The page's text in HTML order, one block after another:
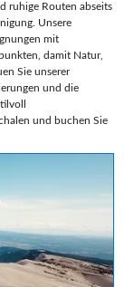
ruhige Routen abseits
Unsere
mit
damit Natur,
Sie unserer
und die
und buchen Sie